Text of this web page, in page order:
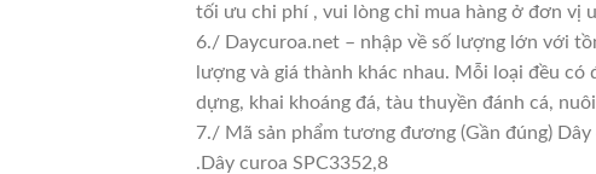
tối ưu chi phí , vui lòng chỉ mua hàng ở đơn vị
6./ Daycuroa.net – nhập về số lượng lớn với
lượng và giá thành khác nhau. Mỗi loại đều
dựng, khai khoáng đá, tàu thuyền đánh cá,
7./ Mã sản phẩm tương đương (Gần đúng)
.Dây curoa SPC3352,8